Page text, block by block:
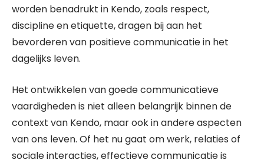
worden benadrukt in Kendo, zoals respect,
discipline en etiquette, dragen bij aan het
bevorderen van positieve communicatie in het
dagelijks leven.
Het ontwikkelen van goede communicatieve
vaardigheden is niet alleen belangrijk binnen de
context van Kendo, maar ook in andere aspecten
van ons leven. Of het nu gaat om werk, relaties of
sociale interacties, effectieve communicatie is